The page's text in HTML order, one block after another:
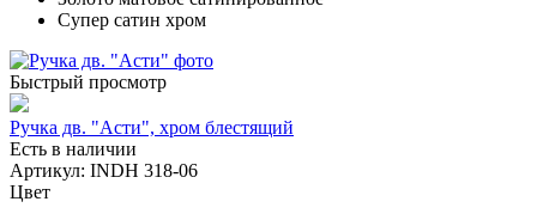
Супер сатин хром
Быстрый просмотр
Ручка дв. "Асти", хром блестящий
Есть в наличии
Артикул: INDH 318-06
Цвет